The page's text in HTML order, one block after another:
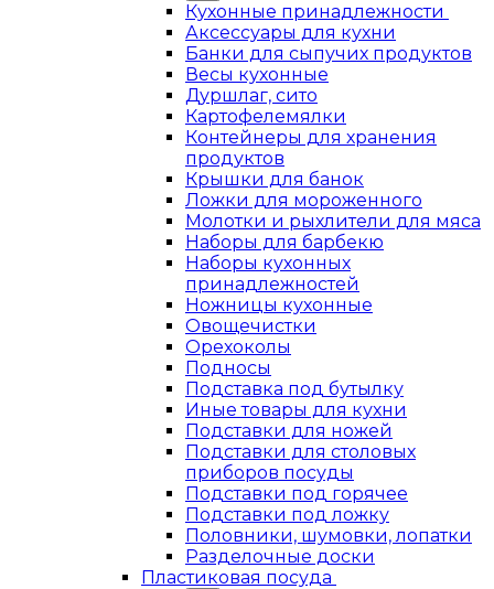
Кухонные принадлежности
Аксессуары для кухни
Банки для сыпучих продуктов
Весы кухонные
Дуршлаг, сито
Картофелемялки
Контейнеры для хранения
продуктов
Крышки для банок
Ложки для мороженного
Молотки и рыхлители для мяса
Наборы для барбекю
Наборы кухонных
принадлежностей
Ножницы кухонные
Овощечистки
Орехоколы
Подносы
Подставка под бутылку
Иные товары для кухни
Подставки для ножей
Подставки для столовых
приборов посуды
Подставки под горячее
Подставки под ложку
Половники, шумовки, лопатки
Разделочные доски
Пластиковая посуда